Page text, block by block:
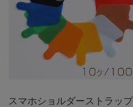
スマホショルダーストラッ